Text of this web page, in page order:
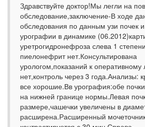
Здравствуйте доктор!Мы легли на
обследование,заключение-В ходе
обследования по данным узи почек
урографии в динамике
уретрогидронефроза слева 1
пиелонефрит нет.Консультирована
урологом,показаний к
нет,контроль через 3 года.Анализы:
все хорошие.Вв урография:обе
на нижней границе нормы.Левая
размере,чашечки увеличены в
расширена.Расширенный